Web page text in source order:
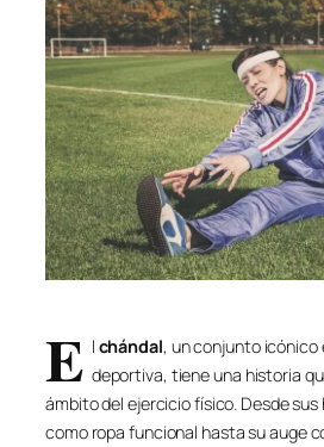
E l chándal, un conjunto icónico
deportiva, tiene una historia
ámbito del ejercicio físico. Desde
como ropa funcional hasta su auge